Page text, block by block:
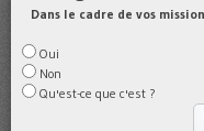
Dans le cadre de vos
Oui
Non
Qu'est-ce que c'est ?